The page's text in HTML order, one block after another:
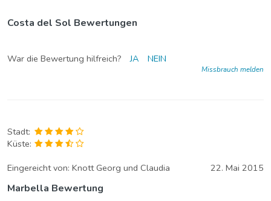
Costa del Sol Bewertungen
War die Bewertung hilfreich? JA NEIN
Missbrauch melden
Stadt:
Küste:
Eingereicht von: Knott Georg und Claudia 22. Mai 2015
Marbella Bewertung